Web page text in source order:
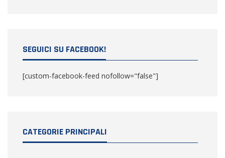
SEGUICI SU FACEBOOK!
[custom-facebook-feed nofollow="false"]
CATEGORIE PRINCIPALI